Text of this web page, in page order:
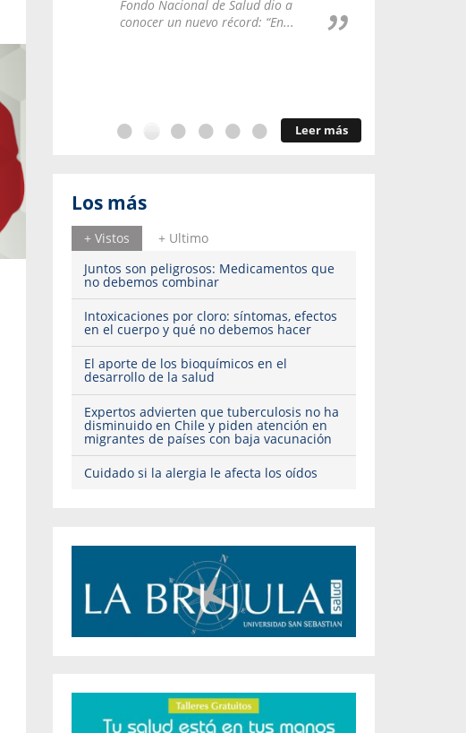
Fondo Nacional de Salud dio a
conocer un nuevo récord: “En...
Leer más
Los más
+ Vistos
+ Ultimo
Juntos son peligrosos: Medicamentos que
no debemos combinar
Intoxicaciones por cloro: síntomas, efectos
en el cuerpo y qué no debemos hacer
El aporte de los bioquímicos en el
desarrollo de la salud
Expertos advierten que tuberculosis no ha
disminuido en Chile y piden atención en
migrantes de países con baja vacunación
Cuidado si la alergia le afecta los oídos